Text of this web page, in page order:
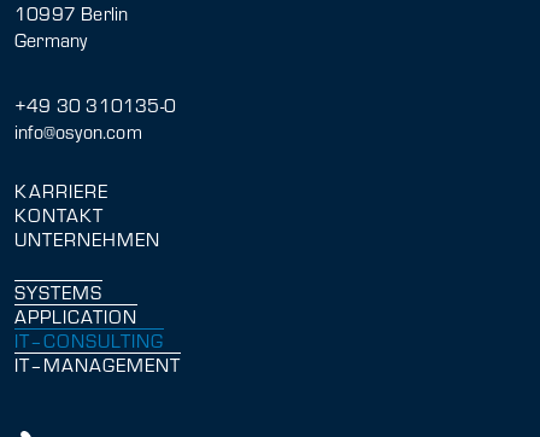
KARRIERE
KONTAKT
UNTERNEHMEN
SYSTEMS
APPLICATION
IT–CONSULTING
IT–MANAGEMENT
10997 Berlin
Germany
+49 30 310135-0
info@osyon.com